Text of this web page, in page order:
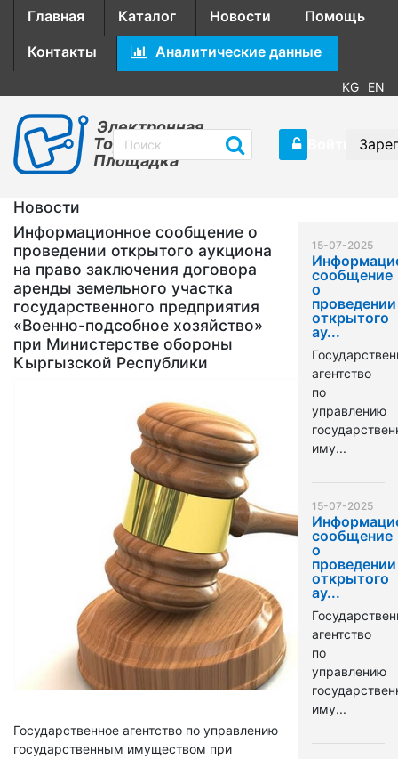
Главная Каталог Новости
Помощь
Контакты
Аналитические данные
KG EN
Электронная
Торговая
Площадка
Новости
Информационное сообщение о
проведении открытого аукциона
на право заключения договора
аренды земельного участка
государственного предприятия
«Военно-подсобное хозяйство»
при Министерстве обороны
Кыргызской Республики
Государственное агентство по управлению
государственным имуществом при
15-07-2025
сообщение
о
проведении
открытого
ау...
агентство
по
управлению
иму...
15-07-2025
сообщение
о
проведении
открытого
ау...
агентство
по
управлению
иму...